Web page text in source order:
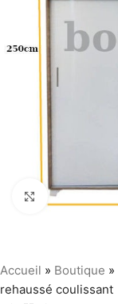
Agrandir
Accueil » Boutique »
rehaussé coulissant